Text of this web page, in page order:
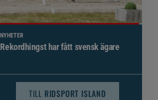
NYHETER
Brett politiskt stöd för förändringar i
TILL RIDSPORT ISLAND